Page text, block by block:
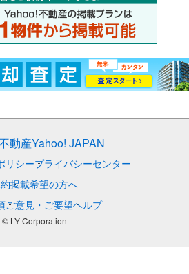
動産Yahoo! JAPAN
リシープライバシーセンター
掲載希望の方へ
ご意見・ご要望ヘルプ
© LY Corporation